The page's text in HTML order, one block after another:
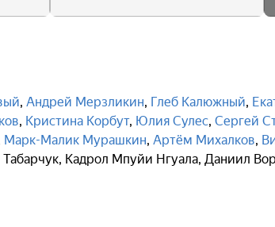
, Андрей Мерзликин, Глеб Калюжный,
, Кристина Корбут, Юлия Сулес, Сергей
Марк-Малик Мурашкин, Артём Михалков,
, Кадрол Мпуйи Нгуала, Даниил